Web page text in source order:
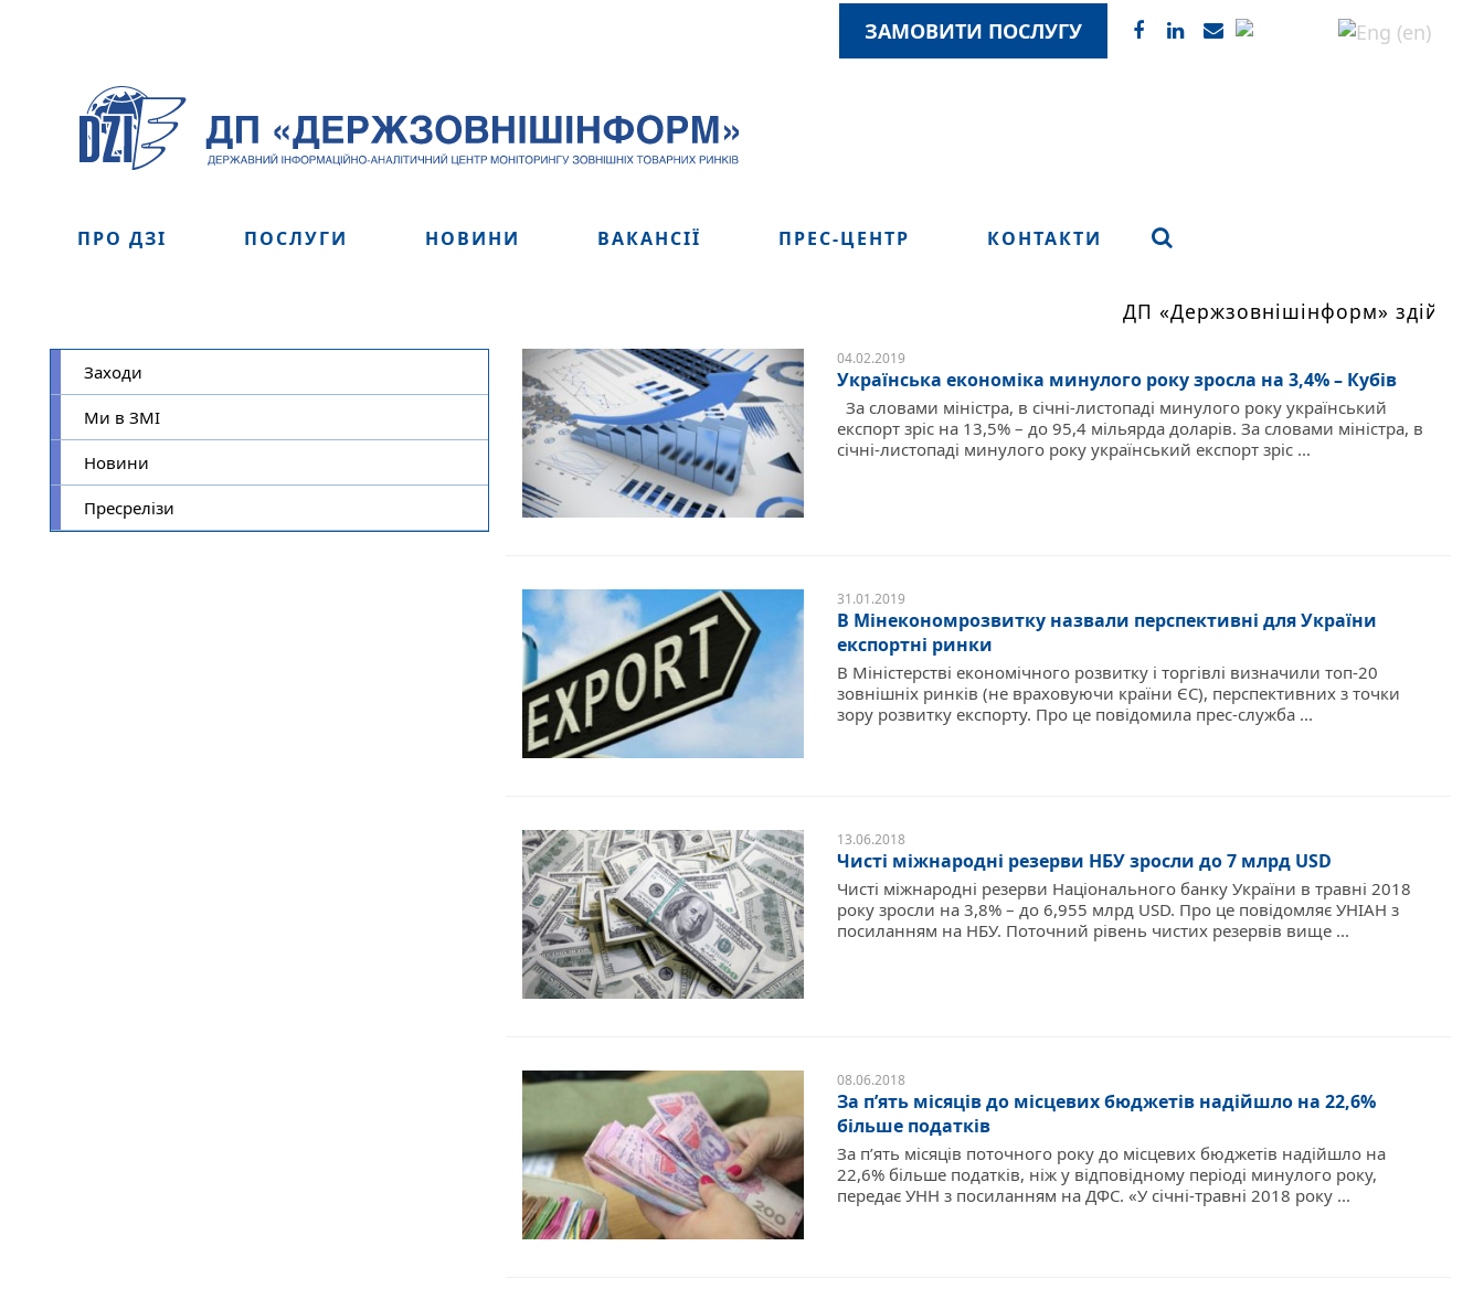
ЗАМОВИТИ ПОСЛУГУ
ПРО ДЗІ ПОСЛУГИ НОВИНИ ВАКАНСІЇ ПРЕС-ЦЕНТР КОНТАКТИ
ДП «Держзовнішінформ» здійснює
Заходи
Ми в ЗМІ
Новини
Пресрелізи
04.02.2019
Українська економіка минулого року зросла на 3,4% – Кубів
За словами міністра, в січні-листопаді минулого року український
експорт зріс на 13,5% – до 95,4 мільярда доларів. За словами міністра, в
січні-листопаді минулого року український експорт зріс ...
31.01.2019
В Мінекономрозвитку назвали перспективні для України
експортні ринки
В Міністерстві економічного розвитку і торгівлі визначили топ-20
зовнішніх ринків (не враховуючи країни ЄС), перспективних з точки
зору розвитку експорту. Про це повідомила прес-служба ...
13.06.2018
Чисті міжнародні резерви НБУ зросли до 7 млрд USD
Чисті міжнародні резерви Національного банку України в травні 2018
року зросли на 3,8% – до 6,955 млрд USD. Про це повідомляє УНІАН з
посиланням на НБУ. Поточний рівень чистих резервів вище ...
08.06.2018
За п’ять місяців до місцевих бюджетів надійшло на 22,6%
більше податків
За п’ять місяців поточного року до місцевих бюджетів надійшло на
22,6% більше податків, ніж у відповідному періоді минулого року,
передає УНН з посиланням на ДФС. «У січні-травні 2018 року ...